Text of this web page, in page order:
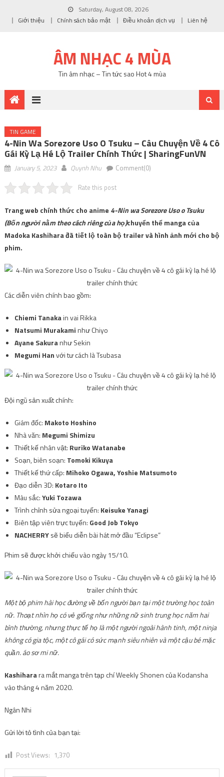
Saturday, August 08, 2026
Giới thiệu
Chính sách bảo mật Điều khoản dịch vụ Liên hệ
ÂM NHẠC 4 MÙA
Tin âm nhạc – Tin tức sao Hot 4 mùa
TIN GAME
4-Nin Wa Sorezore Uso O Tsuku – Câu Chuyện Về 4 Cô
Gái Kỳ Lạ Hé Lộ Trailer Chính Thức | SharingFunVN
January 5, 2023 Quynh Nhu Comment(0)
Rate this post
Trang web chính thức cho anime 4-Nin wa Sorezore Uso o Tsuku
(Bốn người nằm theo cách riêng của họ)chuyển thể manga của
Madoka Kashihara đã tiết lộ toàn bộ trailer và hình ảnh mới cho bộ
phim.
Các diễn viên chính bao gồm:
Chiemi Tanakain vai Rikka
Natsumi Murakaminhư Chiyo
Ayane Sakuranhư Sekin
Megumi Hanvới tư cách là Tsubasa
Đội ngũ sản xuất chính:
Giám đốc: Makoto Hoshino
Nhà văn: Megumi Shimizu
Thiết kế nhân vật: Ruriko Watanabe
Soạn, biên soạn: Tomoki Kikuya
Thiết kế thứ cấp: Mihoko Ogawa, Yoshie Matsumoto
Đạo diễn 3D: Kotaro Ito
Màu sắc:Yuki Tozawa
Trình chỉnh sửa ngoại tuyến: Keisuke Yanagi
Biên tập viên trực tuyến: Good Job Tokyo
NACHERRYsẽ biểu diễn bài hát mở đầu “Eclipse”
Phim sẽ được khởi chiếu vào ngày 15/10.
Một bộ phim hài học đường về bốn người bạn tại một trường học toàn
nữ. Thoạt nhìn họ có vẻ giống như những nữ sinh trung học năm hai
bình thường, nhưng thực tế họ là một người ngoài hành tinh, một ninja
không có gia tộc, một cô gái có sức mạnh siêu nhiên và một cậu bé mặc
quần. áo sơ mi nữ.
Kashiharara mắt manga trên tạp chí Weekly Shonen của Kodansha
vào tháng 4 năm 2020.
Ngân Nhi
Gửi lời tỏ tình của bạn tại:
Post Views: 1,370